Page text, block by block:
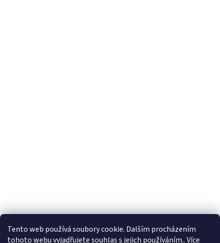
Tento web používá soubory cookie. Dalším procházením
tohoto webu vyjadřujete souhlas s jejich používáním.. Více